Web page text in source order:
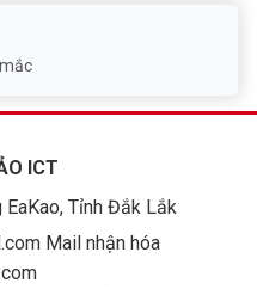
ICT
Tỉnh Đắk Lắk
Mail nhận hóa